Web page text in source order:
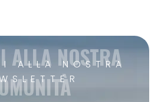
ALLA NOSTRA
ALLA NOSTRA